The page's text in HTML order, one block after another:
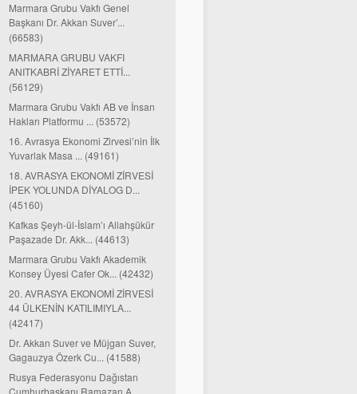
Marmara Grubu Vakfı Genel
Başkanı Dr. Akkan Suver’...
(66583)
MARMARA GRUBU VAKFI
ANITKABRİ ZİYARET ETTİ...
(56129)
Marmara Grubu Vakfı AB ve İnsan
Hakları Platformu ... (53572)
16. Avrasya Ekonomi Zirvesi’nin İlk
Yuvarlak Masa ... (49161)
18. AVRASYA EKONOMİ ZİRVESİ
İPEK YOLUNDA DİYALOG D...
(45160)
Kafkas Şeyh-ül-İslam’ı Allahşükür
Paşazade Dr. Akk... (44613)
Marmara Grubu Vakfı Akademik
Konsey Üyesi Cafer Ok... (42432)
20. AVRASYA EKONOMİ ZİRVESİ
44 ÜLKENİN KATILIMIYLA...
(42417)
Dr. Akkan Suver ve Müjgan Suver,
Gagauzya Özerk Cu... (41588)
Rusya Federasyonu Dağıstan